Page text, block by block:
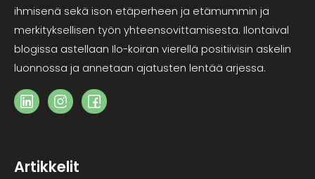
ihmisenä sekä ison etäperheen ja etämummin ja
merkityksellisen työn yhteensovittamisesta. Ilontaival
blogissa astellaan Ilo-koiran vierellä positiivisin askelin
luonnossa ja annetaan ajatusten lentää arjessa.
Artikkelit